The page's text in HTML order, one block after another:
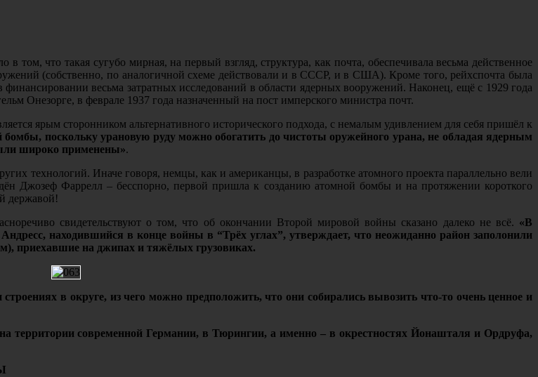
что такая сугубо мирная, на первый взгляд, структура, как почта, обеспечивала весьма действенное
(собственно, по аналогичной схеме действовали и в СССР, и в США). Кроме того, рейхспочта была
весьма затратных исследований в области ядерных вооружений. Наконец, ещё с 1929 года
Онезорге, в феврале 1937 года назначенный на пост имперского министра почт.
ярым сторонником альтернативного исторического подхода, с немалым удивлением для себя пришёл к
бомбы, поскольку урановую руду можно обогатить до чистоты оружейного урана, не обладая ядерным
широко применены».
технологий. Иначе говоря, немцы, как и американцы, в разработке атомного проекта параллельно вели
Джозеф Фаррелл – бесспорно, первой пришла к созданию атомной бомбы и на протяжении короткого
державой!
свидетельствуют о том, что об окончании Второй мировой войны сказано далеко не всё. «В
находившийся в конце войны в “Трёх углах”, утверждает, что неожиданно район заполонили
приехавшие на джипах и тяжёлых грузовиках.
в округе, из чего можно предположить, что они собирались вывозить что-то очень ценное и
территории современной Германии, в Тюрингии, а именно – в окрестностях Йонашталя и Ордруфа,